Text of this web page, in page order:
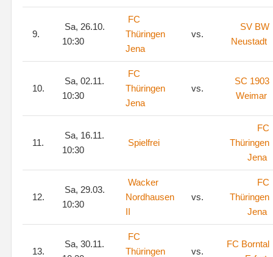
9.
Sa, 26.10.
10:30
FC
Thüringen
Jena
vs.
SV BW
Neustadt
10.
Sa, 02.11.
10:30
FC
Thüringen
Jena
vs.
SC 1903
Weimar
11.
Sa, 16.11.
10:30
Spielfrei
FC
Thüringen
Jena
12.
Sa, 29.03.
10:30
Wacker
Nordhausen
II
vs.
FC
Thüringen
Jena
13.
Sa, 30.11.
FC
Thüringen
vs.
FC Borntal